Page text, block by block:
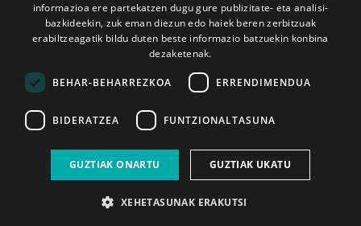
2026ko eka. 1a 2026ko mar. 1a
informazioa ere partekatzen dugu gure publizitate- eta analisi-
bazkideekin, zuk eman diezun edo haiek beren zerbitzuak
erabiltzeagatik bildu duten beste informazio batzuekin konbina
dezaketenak.
BEHAR-BEHARREZKOA ERRENDIMENDUA
BIDERATZEA FUNTZIONALTASUNA
GUZTIAK ONARTU GUZTIAK UKATU
XEHETASUNAK ERAKUTSI